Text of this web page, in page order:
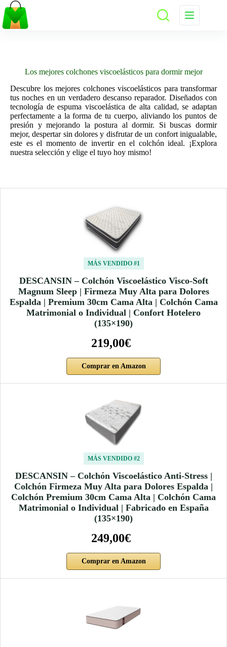
Saltar
al
contenido
Los mejores colchones viscoelásticos para dormir mejor
Descubre los mejores colchones viscoelásticos para transformar
tus noches en un verdadero descanso reparador. Diseñados con
tecnología de espuma viscoelástica de alta calidad, se adaptan
perfectamente a la forma de tu cuerpo, aliviando los puntos de
presión y mejorando la postura al dormir. Si buscas dormir
mejor, despertar sin dolores y disfrutar de un confort inigualable,
este es el momento de invertir en el colchón ideal. ¡Explora
nuestra selección y elige el tuyo hoy mismo!
MÁS VENDIDO #1
DESCANSIN – Colchón Viscoelástico Visco-Soft
Magnum Sleep | Firmeza Muy Alta para Dolores
Espalda | Premium 30cm Cama Alta | Colchón Cama
Matrimonial o Individual | Confort Hotelero
(135×190)
219,00€
Comprar en Amazon
MÁS VENDIDO #2
DESCANSIN – Colchón Viscoelástico Anti-Stress |
Colchón Firmeza Muy Alta para Dolores Espalda |
Colchón Premium 30cm Cama Alta | Colchón Cama
Matrimonial o Individual | Fabricado en España
(135×190)
249,00€
Comprar en Amazon